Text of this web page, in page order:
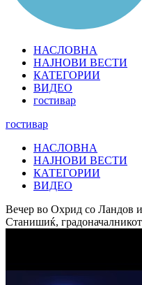
НАСЛОВНА
НАЈНОВИ ВЕСТИ
КАТЕГОРИИ
ВИДЕО
гостивар
гостивар
НАСЛОВНА
НАЈНОВИ ВЕСТИ
КАТЕГОРИИ
ВИДЕО
Вечер во Охрид со Ландов
Станишиќ,